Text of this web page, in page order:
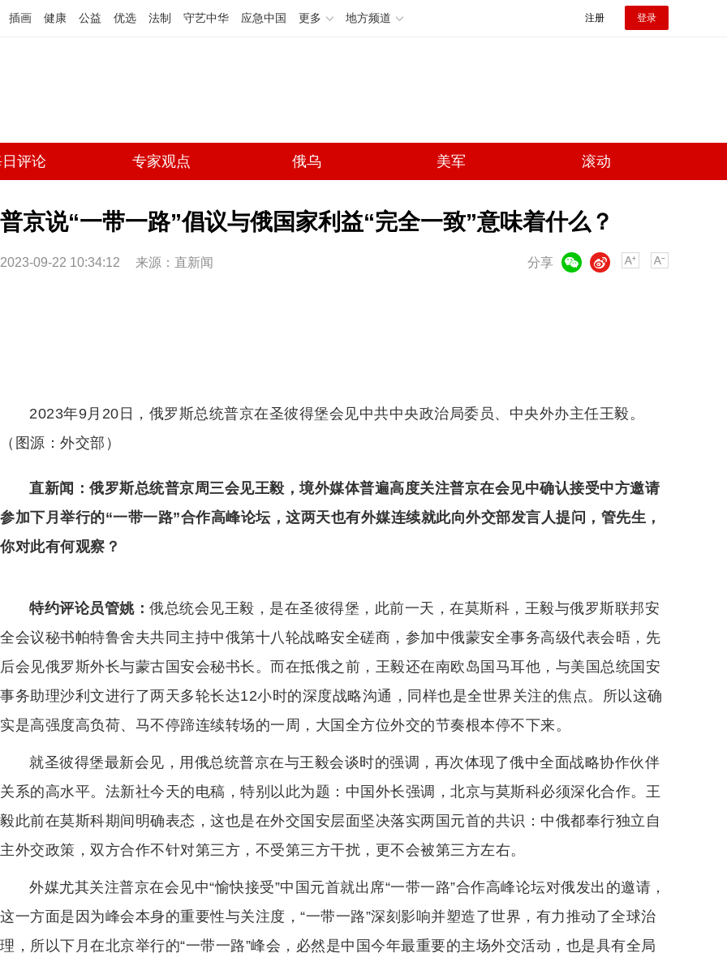
插画 健康 公益 优选 法制 守艺中华 应急中国 更多 地方频道 注册 登录
评论 专家观点 俄乌 美军 滚动
普京说“一带一路”倡议与俄国家利益“完全一致”意味着什么？
2023-09-22 10:34:12 来源：直新闻 分享
微博
2023年9月20日，俄罗斯总统普京在圣彼得堡会见中共中央政治局委员、中央外办主任王毅。
（图源：外交部）
直新闻 ： 俄罗斯总统普京周三会见王毅，境外媒体普遍高度关注普京在会见中确认接受中方邀请
参加下月举行的“一带一路”合作高峰论坛，这两天也有外媒连续就此向外交部发言人提问，管先生，
你对此有何观察？
特约评论员管姚： 俄总统会见王毅，是在圣彼得堡，此前一天，在莫斯科，王毅与俄罗斯联邦安
全会议秘书帕特鲁舍夫共同主持中俄第十八轮战略安全磋商，参加中俄蒙安全事务高级代表会晤，先
后会见俄罗斯外长与蒙古国安会秘书长。而在抵俄之前，王毅还在南欧岛国马耳他，与美国总统国安
事务助理沙利文进行了两天多轮长达12小时的深度战略沟通，同样也是全世界关注的焦点。所以这确
实是高强度高负荷、马不停蹄连续转场的一周，大国全方位外交的节奏根本停不下来。
就圣彼得堡最新会见，用俄总统普京在与王毅会谈时的强调，再次体现了俄中全面战略协作伙伴
关系的高水平。法新社今天的电稿，特别以此为题：中国外长强调，北京与莫斯科必须深化合作。王
毅此前在莫斯科期间明确表态，这也是在外交国安层面坚决落实两国元首的共识：中俄都奉行独立自
主外交政策，双方合作不针对第三方，不受第三方干扰，更不会被第三方左右。
外媒尤其关注普京在会见中“愉快接受”中国元首就出席“一带一路”合作高峰论坛对俄发出的邀请，
这一方面是因为峰会本身的重要性与关注度，“一带一路”深刻影响并塑造了世界，有力推动了全球治
理，所以下月在北京举行的“一带一路”峰会，必然是中国今年最重要的主场外交活动，也是具有全局